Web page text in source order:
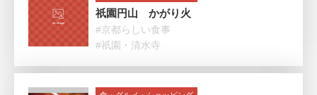
祇園円山 かがり火
#京都らしい食事
#祇園・清水寺